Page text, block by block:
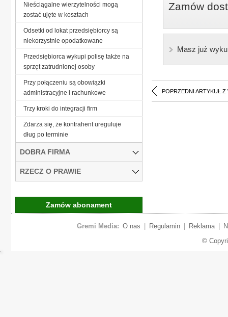
Zamów
Masz już
POPRZEDNI ARTYKUŁ Z
Nieściągalne wierzytelności mogą
zostać ujęte w kosztach
Odsetki od lokat przedsiębiorcy są
niekorzystnie opodatkowane
Przedsiębiorca wykupi polisę także na
sprzęt zatrudnionej osoby
Przy połączeniu są obowiązki
administracyjne i rachunkowe
Trzy kroki do integracji firm
Zdarza się, że kontrahent ureguluje
dług po terminie
DOBRA FIRMA
RZECZ O PRAWIE
Zamów abonament
Gremi Media: O nas Regulamin Reklama
©